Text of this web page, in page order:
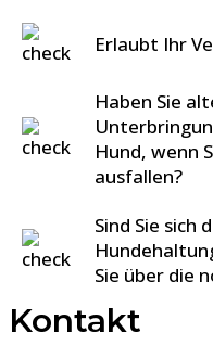
Erlaubt Ihr
Haben Sie
Hund, wenn
ausfallen?
Sind Sie sich
Sie über die
Kontakt